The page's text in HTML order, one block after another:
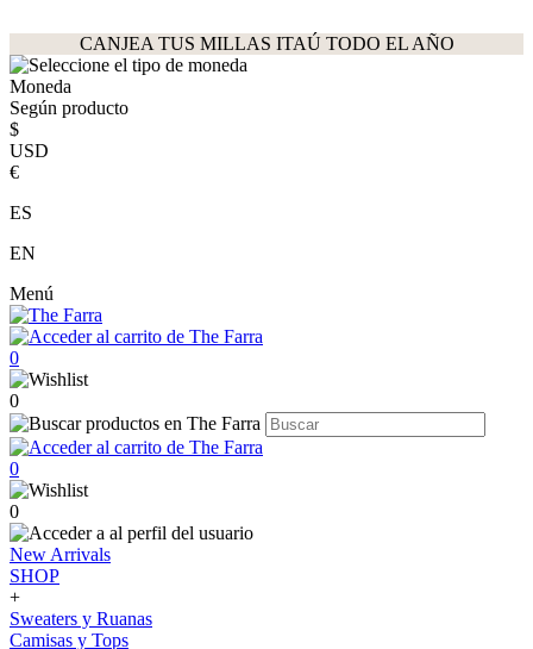
CANJEA TUS MILLAS ITAÚ TODO EL AÑO
Moneda
Según producto
$
USD
€
ES
EN
Menú
0
0
0
0
New Arrivals
SHOP
+
Sweaters y Ruanas
Camisas y Tops